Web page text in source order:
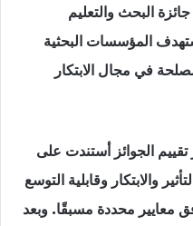
البحث والتعليم
المؤسسات البحثية
في مجال الابتكار
تقييم الجوائز أستندت على
والابتكار وقابلية التوسع
معايير محددة مسبقًا. وبعد